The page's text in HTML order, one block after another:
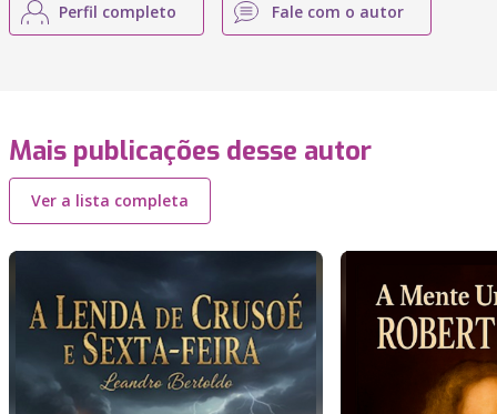
Perfil completo Fale com o autor
Mais publicações desse autor
Ver a lista completa